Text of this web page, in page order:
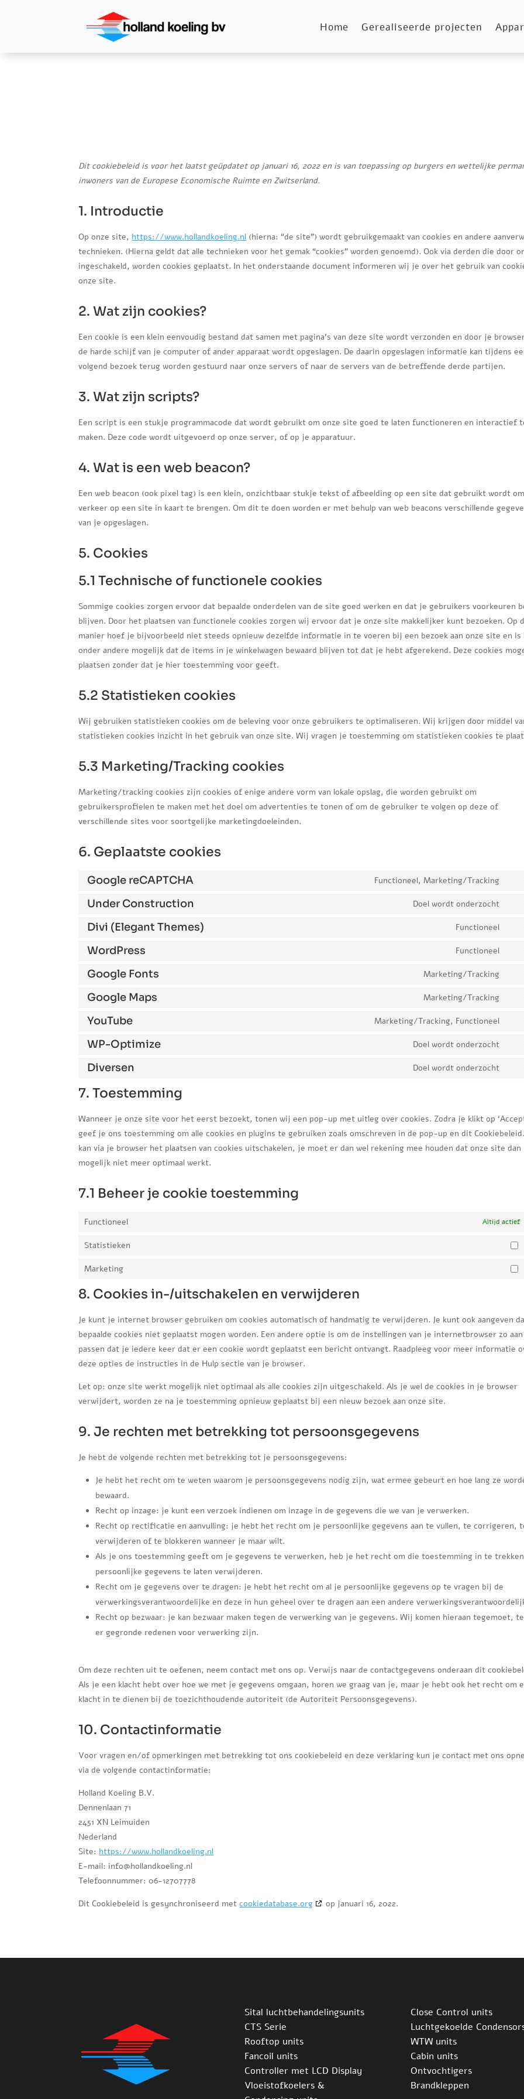
Home Gerealiseerde projecten
Dit cookiebeleid is voor het laatst geüpdatet op januari 16, 2022 en is van toepassing op burgers en wettelijke
inwoners van de Europese Economische Ruimte en Zwitserland.
1. Introductie
Op onze site, https://www.hollandkoeling.nl (hierna: “de site”) wordt gebruikgemaakt van cookies en andere
technieken. (Hierna geldt dat alle technieken voor het gemak “cookies” worden genoemd). Ook via derden die door
ingeschakeld, worden cookies geplaatst. In het onderstaande document informeren wij je over het gebruik van
onze site.
2. Wat zijn cookies?
Een cookie is een klein eenvoudig bestand dat samen met pagina's van deze site wordt verzonden en door je
de harde schijf van je computer of ander apparaat wordt opgeslagen. De daarin opgeslagen informatie kan tijdens
volgend bezoek terug worden gestuurd naar onze servers of naar de servers van de betreffende derde partijen.
3. Wat zijn scripts?
Een script is een stukje programmacode dat wordt gebruikt om onze site goed te laten functioneren en interactief
maken. Deze code wordt uitgevoerd op onze server, of op je apparatuur.
4. Wat is een web beacon?
Een web beacon (ook pixel tag) is een klein, onzichtbaar stukje tekst of afbeelding op een site dat gebruikt wordt om
verkeer op een site in kaart te brengen. Om dit te doen worden er met behulp van web beacons verschillende
van je opgeslagen.
5. Cookies
5.1 Technische of functionele cookies
Sommige cookies zorgen ervoor dat bepaalde onderdelen van de site goed werken en dat je gebruikers voorkeuren
blijven. Door het plaatsen van functionele cookies zorgen wij ervoor dat je onze site makkelijker kunt bezoeken. Op
manier hoef je bijvoorbeeld niet steeds opnieuw dezelfde informatie in te voeren bij een bezoek aan onze site en is
onder andere mogelijk dat de items in je winkelwagen bewaard blijven tot dat je hebt afgerekend. Deze cookies
plaatsen zonder dat je hier toestemming voor geeft.
5.2 Statistieken cookies
Wij gebruiken statistieken cookies om de beleving voor onze gebruikers te optimaliseren. Wij krijgen door middel
statistieken cookies inzicht in het gebruik van onze site. Wij vragen je toestemming om statistieken cookies te
5.3 Marketing/Tracking cookies
Marketing/tracking cookies zijn cookies of enige andere vorm van lokale opslag, die worden gebruikt om
gebruikersprofielen te maken met het doel om advertenties te tonen of om de gebruiker te volgen op deze of
verschillende sites voor soortgelijke marketingdoeleinden.
6. Geplaatste cookies
Google reCAPTCHA Functioneel, Marketing/Tracking
Under Construction Doel wordt onderzocht
Divi (Elegant Themes) Functioneel
WordPress Functioneel
Google Fonts Marketing/Tracking
Google Maps Marketing/Tracking
YouTube Marketing/Tracking, Functioneel
WP-Optimize Doel wordt onderzocht
Diversen Doel wordt onderzocht
7. Toestemming
Wanneer je onze site voor het eerst bezoekt, tonen wij een pop-up met uitleg over cookies. Zodra je klikt op
geef je ons toestemming om alle cookies en plugins te gebruiken zoals omschreven in de pop-up en dit
kan via je browser het plaatsen van cookies uitschakelen, je moet er dan wel rekening mee houden dat onze site dan
mogelijk niet meer optimaal werkt.
7.1 Beheer je cookie toestemming
Functioneel Altijd actief
Statistieken
Marketing
8. Cookies in-/uitschakelen en verwijderen
Je kunt je internet browser gebruiken om cookies automatisch of handmatig te verwijderen. Je kunt ook aangeven
bepaalde cookies niet geplaatst mogen worden. Een andere optie is om de instellingen van je internetbrowser zo
passen dat je iedere keer dat er een cookie wordt geplaatst een bericht ontvangt. Raadpleeg voor meer informatie
deze opties de instructies in de Hulp sectie van je browser.
Let op: onze site werkt mogelijk niet optimaal als alle cookies zijn uitgeschakeld. Als je wel de cookies in je browser
verwijdert, worden ze na je toestemming opnieuw geplaatst bij een nieuw bezoek aan onze site.
9. Je rechten met betrekking tot persoonsgegevens
Je hebt de volgende rechten met betrekking tot je persoonsgegevens:
Je hebt het recht om te weten waarom je persoonsgegevens nodig zijn, wat ermee gebeurt en hoe lang ze
bewaard.
Recht op inzage: je kunt een verzoek indienen om inzage in de gegevens die we van je verwerken.
Recht op rectificatie en aanvulling: je hebt het recht om je persoonlijke gegevens aan te vullen, te corrigeren,
verwijderen of te blokkeren wanneer je maar wilt.
Als je ons toestemming geeft om je gegevens te verwerken, heb je het recht om die toestemming in te
persoonlijke gegevens te laten verwijderen.
Recht om je gegevens over te dragen: je hebt het recht om al je persoonlijke gegevens op te vragen bij de
verwerkingsverantwoordelijke en deze in hun geheel over te dragen aan een andere
Recht op bezwaar: je kan bezwaar maken tegen de verwerking van je gegevens. Wij komen hieraan tegemoet,
er gegronde redenen voor verwerking zijn.
Om deze rechten uit te oefenen, neem contact met ons op. Verwijs naar de contactgegevens onderaan dit
Als je een klacht hebt over hoe we met je gegevens omgaan, horen we graag van je, maar je hebt ook het recht om
klacht in te dienen bij de toezichthoudende autoriteit (de Autoriteit Persoonsgegevens).
10. Contactinformatie
Voor vragen en/of opmerkingen met betrekking tot ons cookiebeleid en deze verklaring kun je contact met ons
via de volgende contactinformatie:
Holland Koeling B.V.
Dennenlaan 71
2451 XN Leimuiden
Nederland
Site: https://www.hollandkoeling.nl
E-mail: info@hollandkoeling.nl
Telefoonnummer: 06-12707778
Dit Cookiebeleid is gesynchroniseerd metcookiedatabase.org op januari 16, 2022.
Sital luchtbehandelingsunits
CTS Serie
Rooftop units
Fancoil units
Controller met LCD Display
Vloeistofkoelers &
Close Control units
Luchtgekoelde
WTW units
Cabin units
Ontvochtigers
Brandkleppen